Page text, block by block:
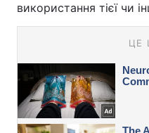
використання тієї чи